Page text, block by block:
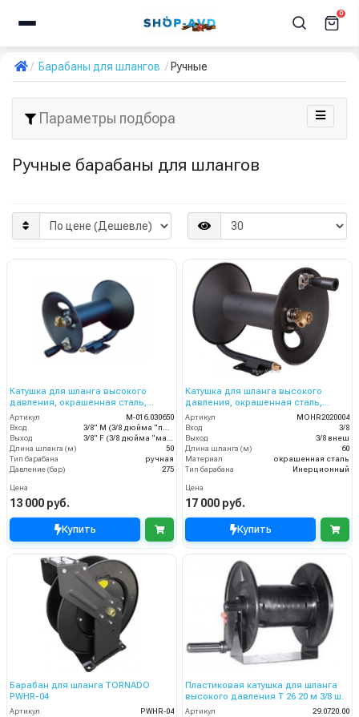
0
Барабаны для шлангов Ручные
Параметры подбора
Ручные барабаны для шлангов
Катушка для шланга высокого
давления, окрашенная сталь,
вместимость 3/8 50m, 275bar,
3/8внеш-3/8внут
Артикул
M-016.030650
Вход
Выход
Длина шланга (м)
50
Тип барабана
ручная
Давление (бар)
275
Цена
13 000 руб.
Купить
Катушка для шланга высокого
давления, окрашенная сталь,
вместимость 3/8 60m, 275bar,
3/8внеш
Артикул
MOHR2020004
Вход
3/8
Выход
3/8 внеш
Длина шланга (м)
60
Материал
окрашенная сталь
Тип барабана
Инерционный
Цена
17 000 руб.
Купить
Барабан для шланга TORNADO
PWHR-04
Артикул
PWHR-04
Пластиковая катушка для шланга
высокого давления T 26 20 м 3/8 ш.
Артикул
29.0720.00